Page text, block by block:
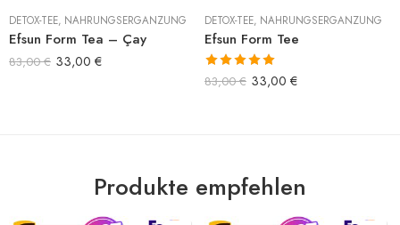
DETOX-TEE, NAHRUNGSERGÄNZUNG
Efsun Form Tea – Çay
83,00€ 33,00 €
DETOX-TEE, NAHRUNGSERGÄNZUNG
Efsun Form Tee
Bewertet mit
83,00€ 33,00 €
Produkte empfehlen